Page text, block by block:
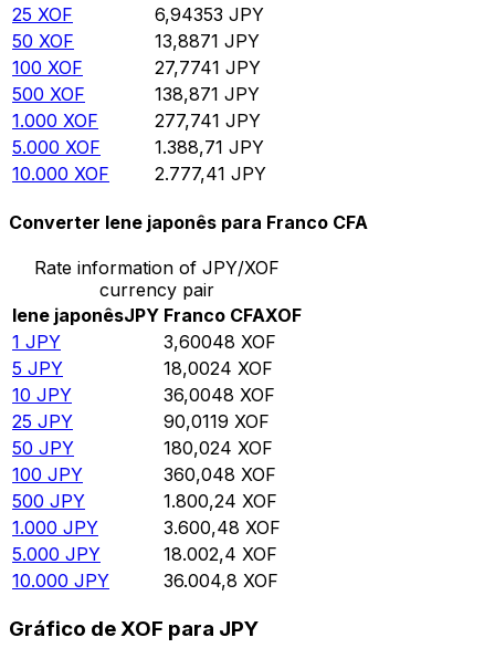
25 XOF 6,94353 JPY
50 XOF 13,8871 JPY
100 XOF 27,7741 JPY
500 XOF 138,871 JPY
1.000 XOF 277,741 JPY
5.000 XOF 1.388,71 JPY
10.000 XOF 2.777,41 JPY
Converter Iene japonês para Franco CFA
Rate information of JPY/XOF
currency pair
Iene japonêsJPY Franco CFAXOF
1 JPY 3,60048 XOF
5 JPY 18,0024 XOF
10 JPY 36,0048 XOF
25 JPY 90,0119 XOF
50 JPY 180,024 XOF
100 JPY 360,048 XOF
500 JPY 1.800,24 XOF
1.000 JPY 3.600,48 XOF
5.000 JPY 18.002,4 XOF
10.000 JPY 36.004,8 XOF
Gráfico de XOF para JPY